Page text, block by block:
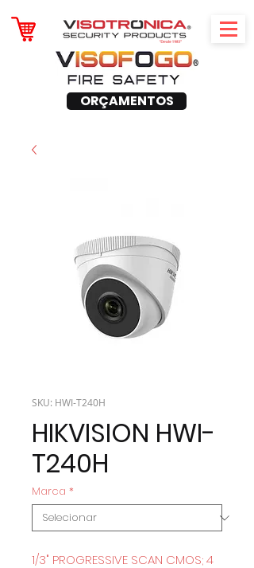
ORÇAMENTOS
SKU: HWI-T240H
HIKVISION HWI-
T240H
Marca *
1/3" PROGRESSIVE SCAN CMOS; 4